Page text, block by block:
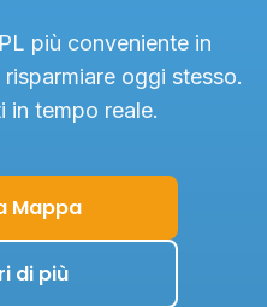
più conveniente in
oggi stesso.
in tempo reale.
Mappa
di più